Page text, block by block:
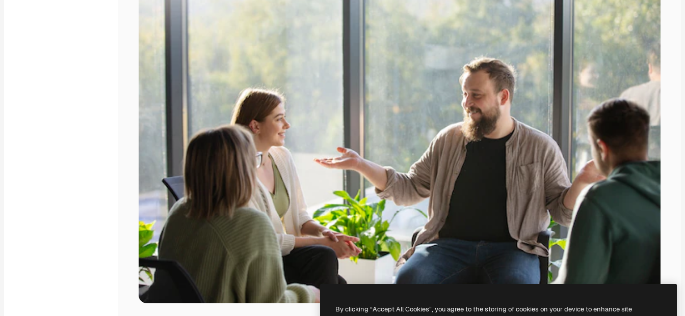
By clicking “Accept All Cookies”, you agree to the storing of cookies on your device to enhance site